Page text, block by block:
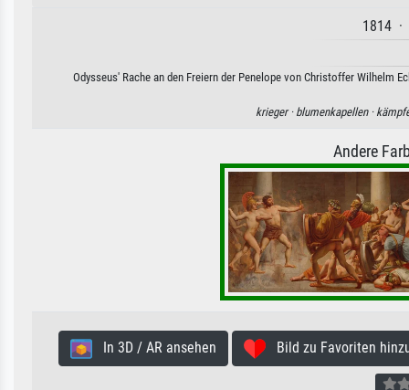
1814 ·
Odysseus' Rache an den Freiern der Penelope von Christoffer Wilhelm
krieger · blumenkapellen ·
Andere
In 3D / AR ansehen Bild zu Favoriten